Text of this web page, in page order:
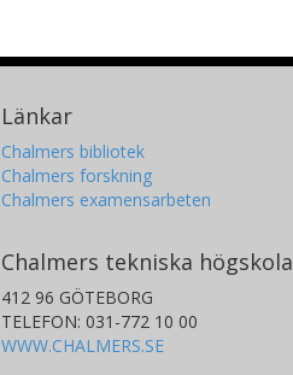
Länkar
Chalmers bibliotek
Chalmers forskning
Chalmers examensarbeten
Chalmers tekniska högskola
412 96 GÖTEBORG
TELEFON: 031-772 10 00
WWW.CHALMERS.SE